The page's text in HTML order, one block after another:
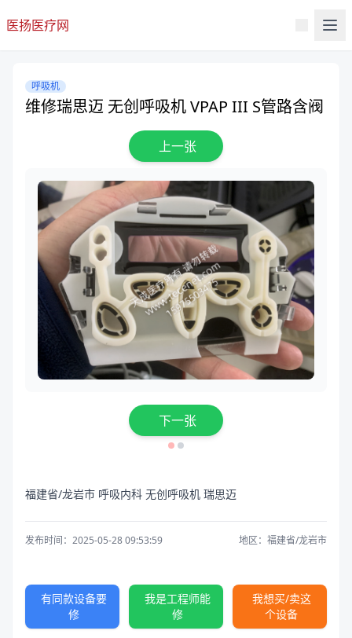
医扬医疗网
呼吸机
维修瑞思迈 无创呼吸机 VPAP III S管路含阀
上一张
下一张
福建省/龙岩市 呼吸内科 无创呼吸机 瑞思迈
发布时间：2025-05-28 09:53:59 地区：福建省/龙岩市
有同款设备要
修
我是工程师能
修
我想买/卖这
个设备